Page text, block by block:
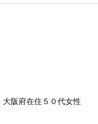
阪府在住５０代女性